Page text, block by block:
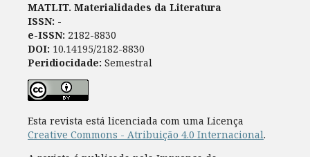
MATLIT. Materialidades da Literatura
ISSN: -
e-ISSN: 2182-8830
DOI: 10.14195/2182-8830
Peridiocidade: Semestral
Esta revista está licenciada com uma Licença
Creative Commons - Atribuição 4.0 Internacional.